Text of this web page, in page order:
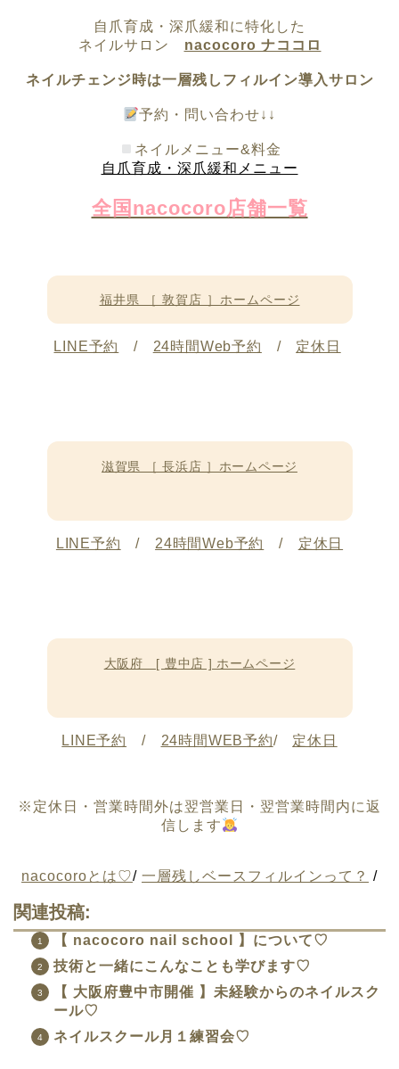
自爪育成・深爪緩和に特化した
ネイルサロン nacocoro ナココロ
ネイルチェンジ時は一層残しフィルイン導入サロン
予約・問い合わせ↓↓
ネイルメニュー&料金
自爪育成・深爪緩和メニュー
全国nacocoro店舗一覧
福井県 ［ 敦賀店 ］ホームページ
LINE予約 / 24時間Web予約 / 定休日
滋賀県 ［ 長浜店 ］ホームページ
LINE予約 / 24時間Web予約 / 定休日
大阪府 [ 豊中店 ] ホームページ
LINE予約 / 24時間WEB予約/ 定休日
※定休日・営業時間外は翌営業日・翌営業時間内に返
信します
nacocoroとは♡/ 一層残しベースフィルインって？ /
関連投稿:
【 nacocoro nail school 】について♡
技術と一緒にこんなことも学びます♡
【 大阪府豊中市開催 】未経験からのネイルスク
ール♡
ネイルスクール月１練習会♡